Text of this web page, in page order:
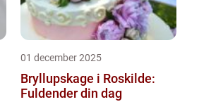
01 december 2025
Bryllupskage i Roskilde:
Fuldender din dag